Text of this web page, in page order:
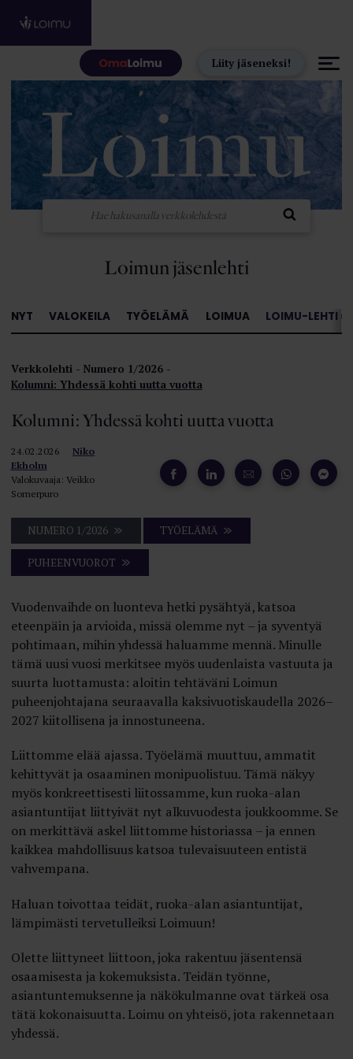
Liity jäseneksi!
Loimun jäsenlehti
NYT VALOKEILA TYÖELÄMÄ LOIMUA LOIMU-LEHTI »
Verkkolehti
Numero 1/2026
Kolumni: Yhdessä kohti uutta vuotta
Kolumni: Yhdessä kohti uutta vuotta
24.02.2026
Niko
Ekholm
Valokuvaaja: Veikko
Somerpuro
NUMERO 1/2026 TYÖELÄMÄ
PUHEENVUOROT
Vuodenvaihde on luonteva hetki pysähtyä, katsoa
eteenpäin ja arvioida, missä olemme nyt – ja syventyä
pohtimaan, mihin yhdessä haluamme mennä. Minulle
tämä uusi vuosi merkitsee myös uudenlaista vastuuta ja
suurta luottamusta: aloitin tehtäväni Loimun
puheenjohtajana seuraavalla kaksivuotiskaudella 2026–
2027 kiitollisena ja innostuneena.
Liittomme elää ajassa. Työelämä muuttuu, ammatit
kehittyvät ja osaaminen monipuolistuu. Tämä näkyy
myös konkreettisesti liitossamme, kun ruoka-alan
asiantuntijat liittyivät nyt alkuvuodesta joukkoomme. Se
on merkittävä askel liittomme historiassa – ja ennen
kaikkea mahdollisuus katsoa tulevaisuuteen entistä
vahvempana.
Haluan toivottaa teidät, ruoka-alan asiantuntijat,
lämpimästi tervetulleiksi Loimuun!
Olette liittyneet liittoon, joka rakentuu jäsentensä
osaamisesta ja kokemuksista. Teidän työnne,
asiantuntemuksenne ja näkökulmanne ovat tärkeä osa
tätä kokonaisuutta. Loimu on yhteisö, jota rakennetaan
yhdessä.